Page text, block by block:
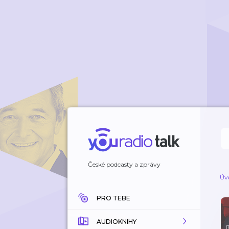
České podcasty a zprávy
PRO TEBE
AUDIOKNIHY